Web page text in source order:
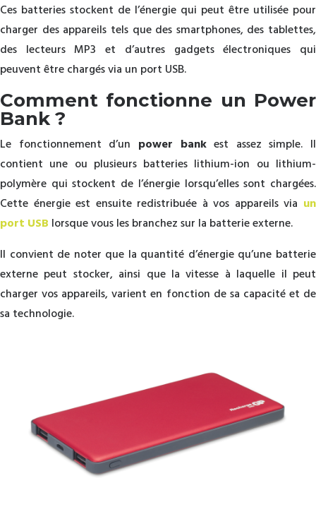
Ces batteries stockent de l’énergie qui peut être utilisée pour
charger des appareils tels que des smartphones, des tablettes,
des lecteurs MP3 et d’autres gadgets électroniques qui
peuvent être chargés via un port USB.
Comment fonctionne un Power
Bank ?
Le fonctionnement d’un power bankest assez simple. Il
contient une ou plusieurs batteries lithium-ion ou lithium-
polymère qui stockent de l’énergie lorsqu’elles sont chargées.
Cette énergie est ensuite redistribuée à vos appareils via un
port USB lorsque vous les branchez sur la batterie externe.
Il convient de noter que la quantité d’énergie qu’une batterie
externe peut stocker, ainsi que la vitesse à laquelle il peut
charger vos appareils, varient en fonction de sa capacité et de
sa technologie.